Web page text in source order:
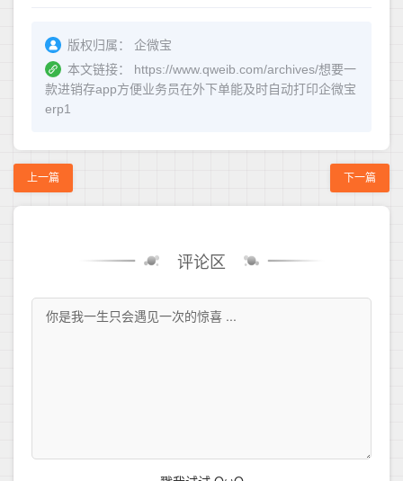
版权归属：
企微宝
本文链接：
https://www.qweib.com/archives/想要一
款进销存app方便业务员在外下单能及时自动打印企微宝
erp1
上一篇 下一篇
评论区